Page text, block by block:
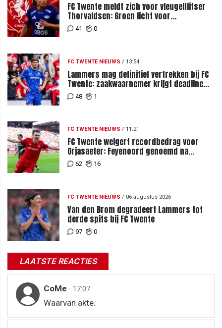
FC Twente meldt zich voor vleugelflitser
Thorvaldsen: Groen licht voor
miljoenenbod
41 0
FC TWENTE NIEUWS / 13:54
Lammers mag definitief vertrekken bij FC
Twente: zaakwaarnemer krijgt deadline
vanwege komst vervanger
48 1
FC TWENTE NIEUWS / 11:21
FC Twente weigert recordbedrag voor
Orjasaeter: Feyenoord genoemd na
megabod
62 16
FC TWENTE NIEUWS / 06 augustus 2026
Van den Brom degradeert Lammers tot
derde spits bij FC Twente
97 0
LAATSTE REACTIES
CoMe · 17:07
Waarvan akte.